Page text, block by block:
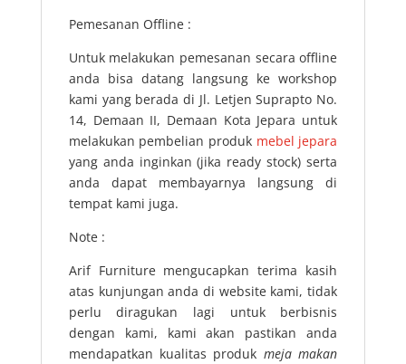
Pemesanan Offline :
Untuk melakukan pemesanan secara offline
anda bisa datang langsung ke workshop
kami yang berada di Jl. Letjen Suprapto No.
14, Demaan II, Demaan Kota Jepara untuk
melakukan pembelian produk mebel jepara
yang anda inginkan (jika ready stock) serta
anda dapat membayarnya langsung di
tempat kami juga.
Note :
Arif Furniture mengucapkan terima kasih
atas kunjungan anda di website kami, tidak
perlu diragukan lagi untuk berbisnis
dengan kami, kami akan pastikan anda
mendapatkan kualitas produk meja makan